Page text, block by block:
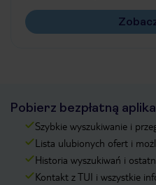
Pobierz bezpłatną
Szybkie wyszukiwanie i
Lista ulubionych ofert i
Historia wyszukiwań i
Kontakt z TUI i wszystkie